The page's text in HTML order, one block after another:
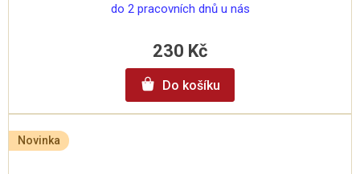
do 2 pracovních dnů u nás
230 Kč
Do košíku
Novinka